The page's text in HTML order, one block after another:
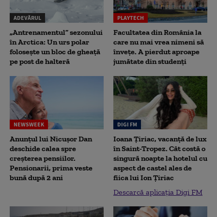
ADEVĂRUL
„Antrenamentul” sezonului
în Arctica: Un urs polar
folosește un bloc de gheață
pe post de halteră
PLAYTECH
Facultatea din România la
care nu mai vrea nimeni să
înveţe. A pierdut aproape
jumătate din studenţi
NEWSWEEK
Anunțul lui Nicușor Dan
deschide calea spre
creșterea pensiilor.
Pensionarii, prima veste
bună după 2 ani
DIGI FM
Ioana Țiriac, vacanță de lux
în Saint-Tropez. Cât costă o
singură noapte la hotelul cu
aspect de castel ales de
fiica lui Ion Țiriac
Descarcă aplicația Digi FM